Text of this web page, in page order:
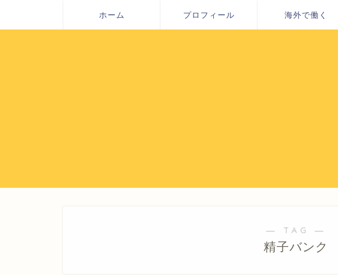
ホーム プロフィール 海外で働く
― TAG ―
精子バンク